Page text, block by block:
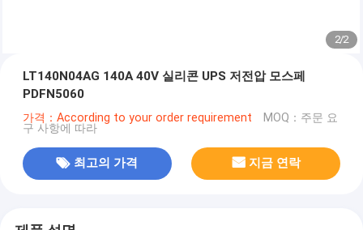
2/2
LT140N04AG 140A 40V 실리콘 UPS 저전압 모스페
PDFN5060
가격：According to your order requirement MOQ：주문 요
구 사항에 따라
최고의 가격 지금 연락